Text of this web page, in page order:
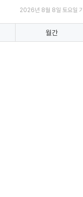
2026년 8월 8일 토요일
월간